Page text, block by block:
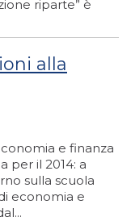
riparte” è
alla
e finanza
per il 2014: a
sulla scuola
economia e